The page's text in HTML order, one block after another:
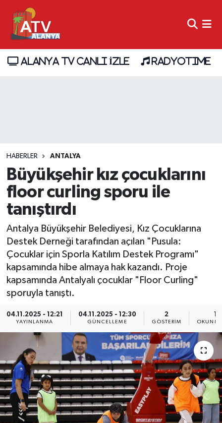
ALANYA TV CANLI İZLE RADYOTIME
HABERLER ANTALYA
Büyükşehir kız çocuklarını
floor curling sporu ile
tanıştırdı
Antalya Büyükşehir Belediyesi, Kız Çocuklarına
Destek Derneği tarafından açılan "Pusula:
Çocuklar için Sporla Katılım Destek Programı"
kapsamında hibe almaya hak kazandı. Proje
kapsamında Antalyalı çocuklar "Floor Curling"
sporuyla tanıştı.
04.11.2025 - 12:21
YAYINLANMA
04.11.2025 - 12:30
GÜNCELLEME
2
GÖSTERIM
1